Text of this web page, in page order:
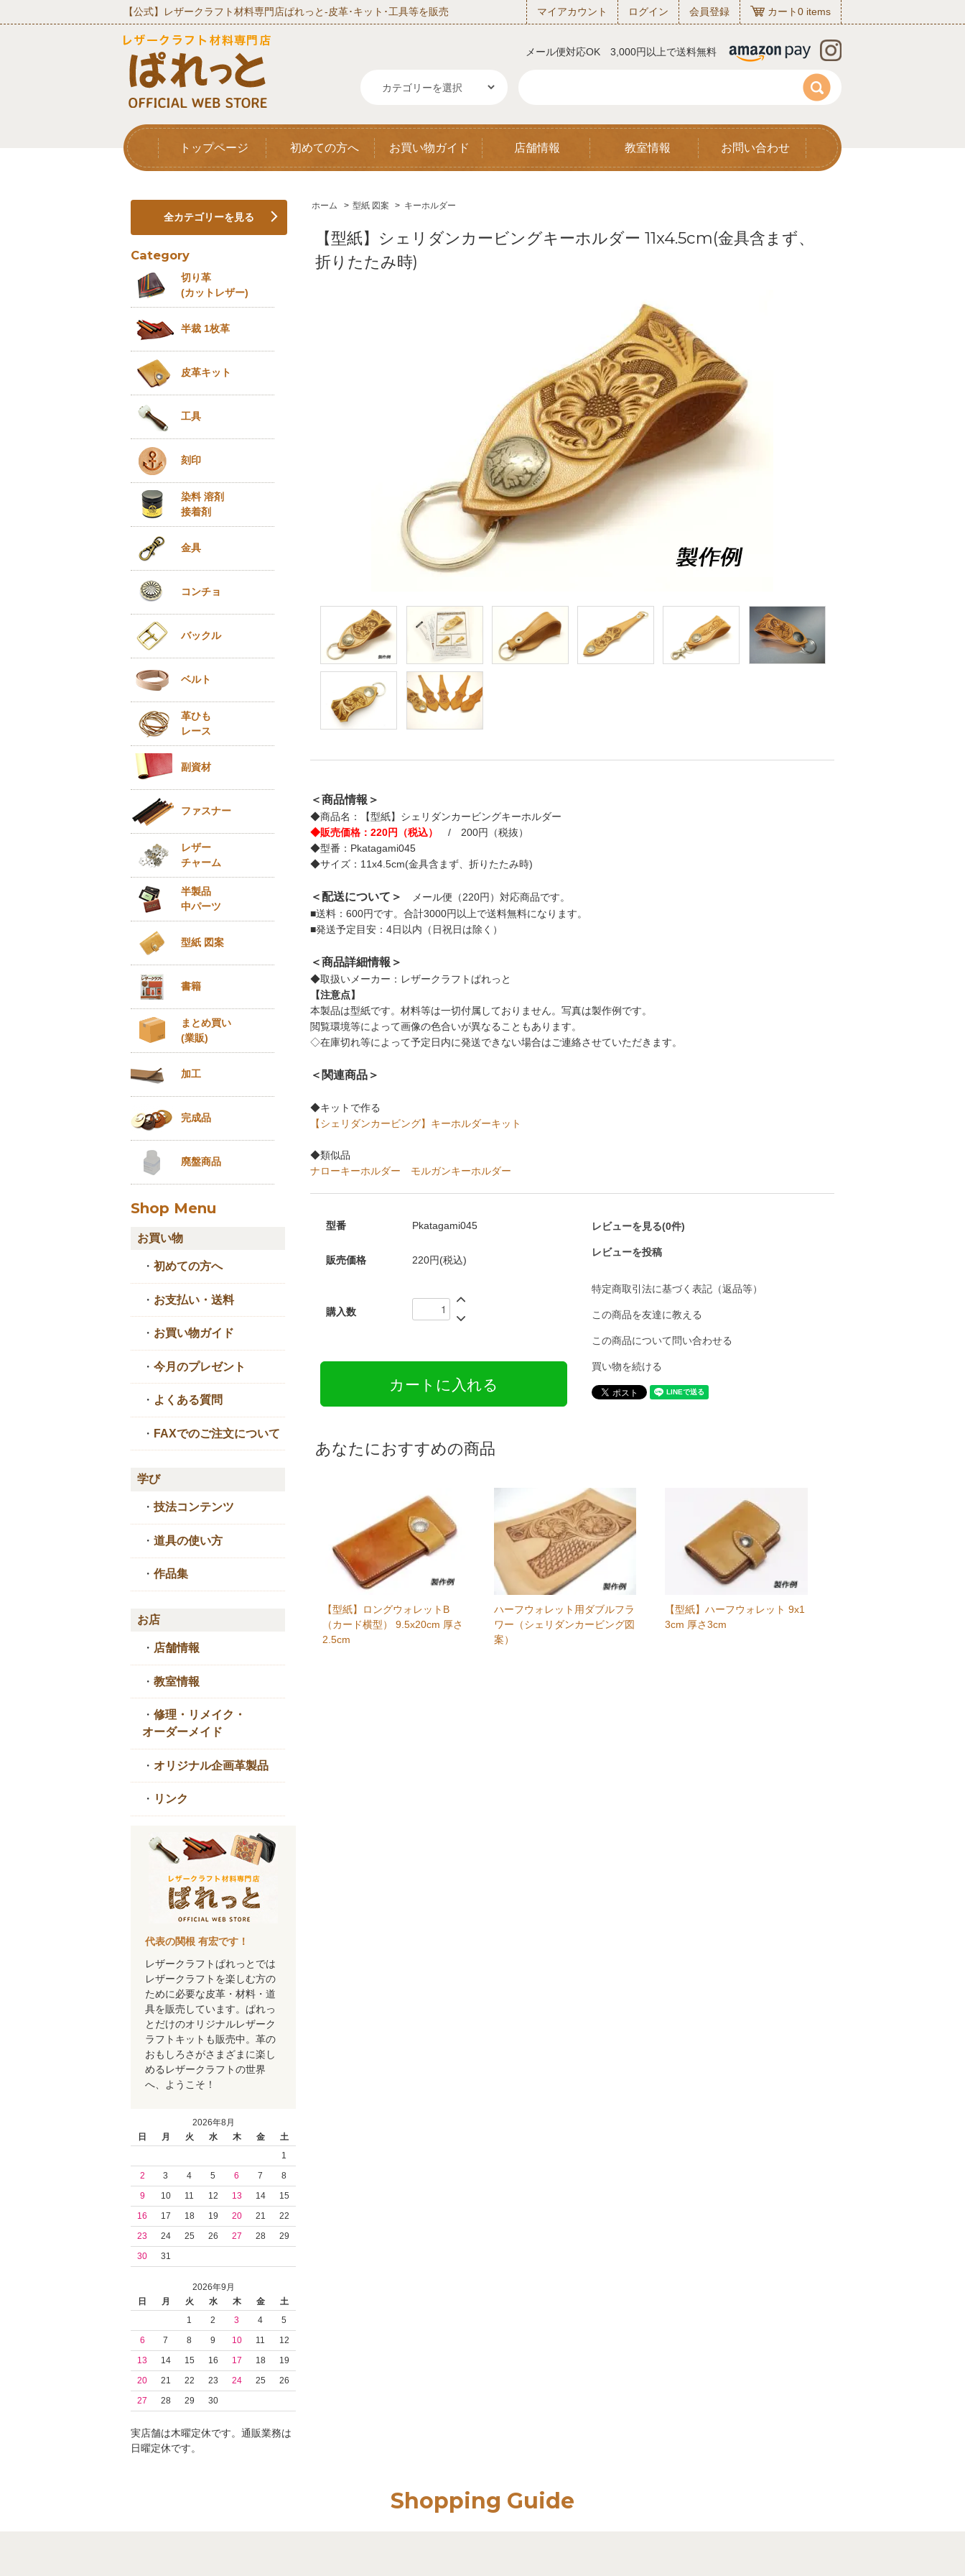
【公式】レザークラフト材料専門店ぱれっと‐皮革･キット･工具等を販売 マイアカウント ログイン 会員登録 カート0 items
メール便対応OK 3,000円以上で送料無料
トップページ 初めての方へ お買い物ガイド 店舗情報 教室情報 お問い合わせ
ホーム > 型紙 図案 > キーホルダー
【型紙】シェリダンカービングキーホルダー 11x4.5cm(金具含まず、
折りたたみ時)
＜商品情報＞
◆商品名：【型紙】シェリダンカービングキーホルダー
◆販売価格：220円（税込）
/ 200円（税抜）
◆型番：Pkatagami045
◆サイズ：11x4.5cm(金具含まず、折りたたみ時)
＜配送について＞
メール便（220円）対応商品です。
■送料：600円です。合計3000円以上で送料無料になります。
■発送予定目安：4日以内（日祝日は除く）
＜商品詳細情報＞
◆取扱いメーカー：レザークラフトぱれっと
【注意点】
本製品は型紙です。材料等は一切付属しておりません。写真は製作例です。
閲覧環境等によって画像の色合いが異なることもあります。
◇在庫切れ等によって予定日内に発送できない場合はご連絡させていただきます。
＜関連商品＞
◆キットで作る
【シェリダンカービング】キーホルダーキット
◆類似品
ナローキーホルダー
モルガンキーホルダー
型番 Pkatagami045
販売価格 220円(税込)
購入数
レビューを見る(0件)
レビューを投稿
特定商取引法に基づく表記（返品等）
この商品を友達に教える
この商品について問い合わせる
買い物を続ける
あなたにおすすめの商品
【型紙】ロングウォレットB
（カード横型） 9.5x20cm 厚さ
2.5cm
ハーフウォレット用ダブルフラ
ワー（シェリダンカービング図
案）
【型紙】ハーフウォレット 9x1
3cm 厚さ3cm
全カテゴリーを見る
Category
切り革
(カットレザー)
半裁 1枚革
皮革キット
工具
刻印
染料 溶剤
接着剤
金具
コンチョ
バックル
ベルト
革ひも
レース
副資材
ファスナー
レザー
チャーム
半製品
中パーツ
型紙 図案
書籍
まとめ買い
(業販)
加工
完成品
廃盤商品
Shop Menu
お買い物
・ 初めての方へ
・ お支払い・送料
・ お買い物ガイド
・ 今月のプレゼント
・ よくある質問
・ FAXでのご注文について
学び
・ 技法コンテンツ
・ 道具の使い方
・ 作品集
お店
・ 店舗情報
・ 教室情報
・ 修理・リメイク・
オーダーメイド
・ オリジナル企画革製品
・ リンク
代表の関根 有宏です！
レザークラフトぱれっとでは
レザークラフトを楽しむ方の
ために必要な皮革・材料・道
具を販売しています。ぱれっ
とだけのオリジナルレザーク
ラフトキットも販売中。革の
おもしろさがさまざまに楽し
めるレザークラフトの世界
へ、ようこそ！
2026年8月
日
月 火 水 木 金
土
1
2
3 4 5 6 7
8
9
10 11 12 13 14
15
16
17 18 19 20 21
22
23
24 25 26 27 28
29
30
31
2026年9月
日
月 火 水 木 金
土
1
2 3 4
5
6
7 8 9 10 11
12
13
14 15 16 17 18
19
20
21 22 23 24 25
26
27
28 29 30
実店舗は木曜定休です。通販業務は
日曜定休です。
Shopping Guide